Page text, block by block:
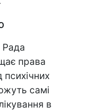
Рада
права
самі
в